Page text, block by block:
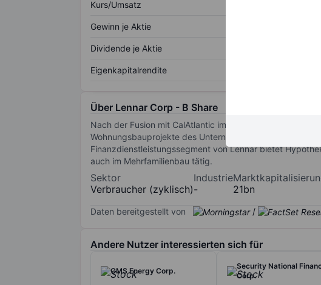
Kurs/Umsatz
Gewinn je Aktie
Dividende je Aktie
Eigenkapitalrendite
Über Lennar Corp - B Share
Nach der Fusion mit CalAtlantic im Februar 2018 hat
Wohnungsbauprojekte des Unternehmens zielen auf
Finanzdienstleistungssegment von Lennar bietet
auch im Mehrfamilienbau tätig.
Sektor
Verbraucher (zyklisch)
Industrie
-
21bn
Daten bereitgestellt von /
Andere Nutzer interessierten sich für
CMS Energy Corp.
Security National
Corp.